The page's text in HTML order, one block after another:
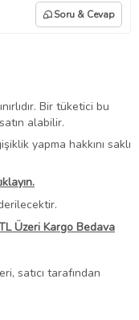
Soru & Cevap
Bir tüketici bu
alabilir.
yapma hakkını saklı
Üzeri Kargo Bedava
satıcı tarafından